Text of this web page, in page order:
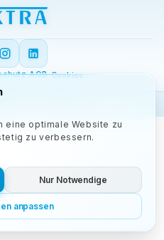
·AGB·Cookies
eine optimale Website zu
zu verbessern.
Nur Notwendige
anpassen